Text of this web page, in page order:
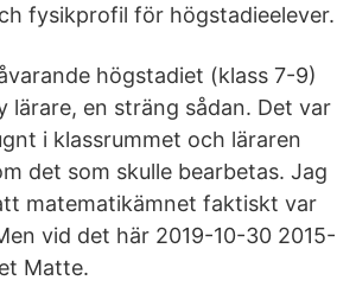
fysikprofil för högstadieelever.
högstadiet (klass 7-9)
lärare, en sträng sådan. Det var
i klassrummet och läraren
det som skulle bearbetas. Jag
matematikämnet faktiskt var
vid det här 2019-10-30 2015-
Matte.